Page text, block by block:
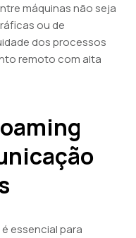
máquinas não seja
ou de
dos processos
remoto com alta
é essencial para